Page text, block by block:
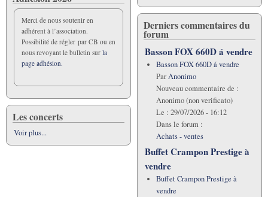
Merci de nous soutenir en
adhérent à l’association.
Possibilité de régler par CB ou en
nous revoyant le bulletin sur la
page adhésion.
Les concerts
Voir plus...
Derniers commentaires du
forum
Basson FOX 660D á vendre
Basson FOX 660D á vendre
ParAnonimo
Nouveau commentaire de :
Anonimo (non verificato)
Le : 29/07/2026 - 16:12
Dans le forum :
Achats - ventes
Buffet Crampon Prestige à
vendre
Buffet Crampon Prestige à
vendre